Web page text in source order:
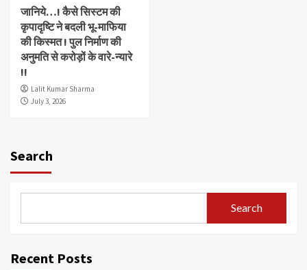
जानिये…! कैसे सिस्टम की
कृपादृष्टि ने बदली भू-माफिया
की किस्मत ! पुल निर्माण की
अनुमति से करोड़ों के वारे-न्यारे
!!
Lalit Kumar Sharma
July 3, 2026
Search
Search
Recent Posts